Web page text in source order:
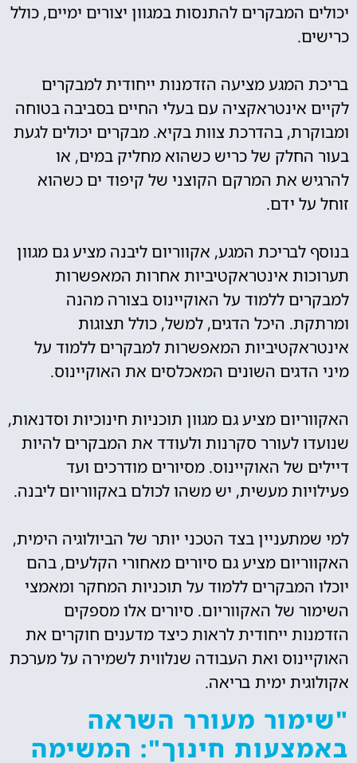
יכולים המבקרים להתנסות במגוון יצורים ימיים, כולל
כרישים.
בריכת המגע מציעה הזדמנות ייחודית למבקרים
לקיים אינטראקציה עם בעלי החיים בסביבה בטוחה
ומבוקרת, בהדרכת צוות בקיא. מבקרים יכולים לגעת
בעור החלק של כריש כשהוא מחליק במים, או
להרגיש את המרקם הקוצני של קיפוד ים כשהוא
זוחל על ידם.
בנוסף לבריכת המגע, אקווריום ליבנה מציע גם מגוון
תערוכות אינטראקטיביות אחרות המאפשרות
למבקרים ללמוד על האוקיינוס בצורה מהנה
ומרתקת. היכל הדגים, למשל, כולל תצוגות
אינטראקטיביות המאפשרות למבקרים ללמוד על
מיני הדגים השונים המאכלסים את האוקיינוס.
האקווריום מציע גם מגוון תוכניות חינוכיות וסדנאות,
שנועדו לעורר סקרנות ולעודד את המבקרים להיות
דיילים של האוקיינוס. מסיורים מודרכים ועד
פעילויות מעשית, יש משהו לכולם באקווריום ליבנה.
למי שמתעניין בצד הטכני יותר של הביולוגיה הימית,
האקווריום מציע גם סיורים מאחורי הקלעים, בהם
יוכלו המבקרים ללמוד על תוכניות המחקר ומאמצי
השימור של האקווריום. סיורים אלו מספקים
הזדמנות ייחודית לראות כיצד מדענים חוקרים את
האוקיינוס ואת העבודה שנלווית לשמירה על מערכת
אקולוגית ימית בריאה.
"שימור מעורר השראה
באמצעות חינוך": המשימה